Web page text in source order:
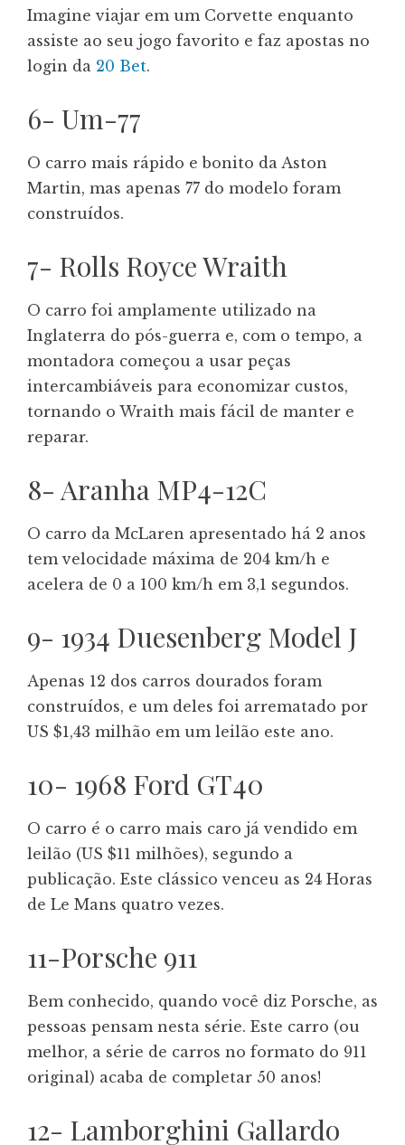
Imagine viajar em um Corvette enquanto
assiste ao seu jogo favorito e faz apostas no
login da 20 Bet.
6- Um-77
O carro mais rápido e bonito da Aston
Martin, mas apenas 77 do modelo foram
construídos.
7- Rolls Royce Wraith
O carro foi amplamente utilizado na
Inglaterra do pós-guerra e, com o tempo, a
montadora começou a usar peças
intercambiáveis ​​para economizar custos,
tornando o Wraith mais fácil de manter e
reparar.
8- Aranha MP4-12C
O carro da McLaren apresentado há 2 anos
tem velocidade máxima de 204 km/h e
acelera de 0 a 100 km/h em 3,1 segundos.
9- 1934 Duesenberg Model J
Apenas 12 dos carros dourados foram
construídos, e um deles foi arrematado por
US $1,43 milhão em um leilão este ano.
10- 1968 Ford GT40
O carro é o carro mais caro já vendido em
leilão (US $11 milhões), segundo a
publicação. Este clássico venceu as 24 Horas
de Le Mans quatro vezes.
11-Porsche 911
Bem conhecido, quando você diz Porsche, as
pessoas pensam nesta série. Este carro (ou
melhor, a série de carros no formato do 911
original) acaba de completar 50 anos!
12- Lamborghini Gallardo